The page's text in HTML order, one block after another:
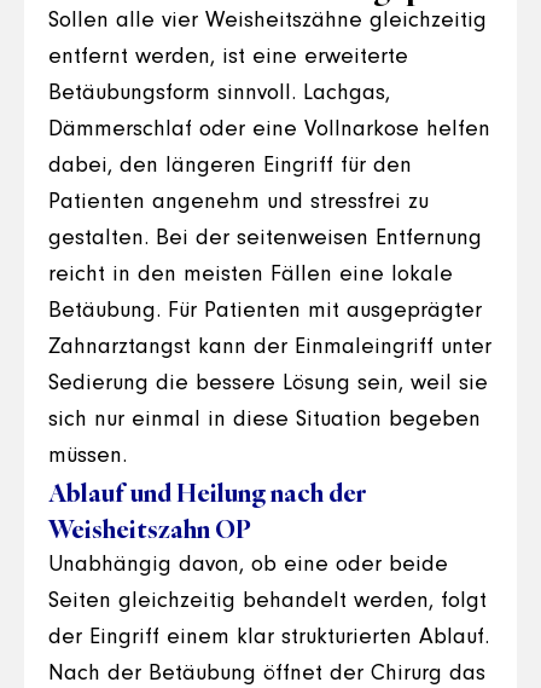
Sollen alle vier Weisheitszähne gleichzeitig
entfernt werden, ist eine erweiterte
Betäubungsform sinnvoll. Lachgas,
Dämmerschlaf oder eine Vollnarkose helfen
dabei, den längeren Eingriff für den
Patienten angenehm und stressfrei zu
gestalten. Bei der seitenweisen Entfernung
reicht in den meisten Fällen eine lokale
Betäubung. Für Patienten mit ausgeprägter
Zahnarztangst kann der Einmaleingriff unter
Sedierung die bessere Lösung sein, weil sie
sich nur einmal in diese Situation begeben
müssen.
Ablauf und Heilung nach der
Weisheitszahn OP
Unabhängig davon, ob eine oder beide
Seiten gleichzeitig behandelt werden, folgt
der Eingriff einem klar strukturierten Ablauf.
Nach der Betäubung öffnet der Chirurg das